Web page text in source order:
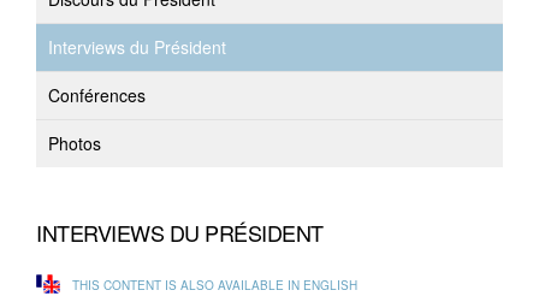
Interviews du Président
Conférences
Photos
INTERVIEWS DU PRÉSIDENT
THIS CONTENT IS ALSO AVAILABLE IN ENGLISH